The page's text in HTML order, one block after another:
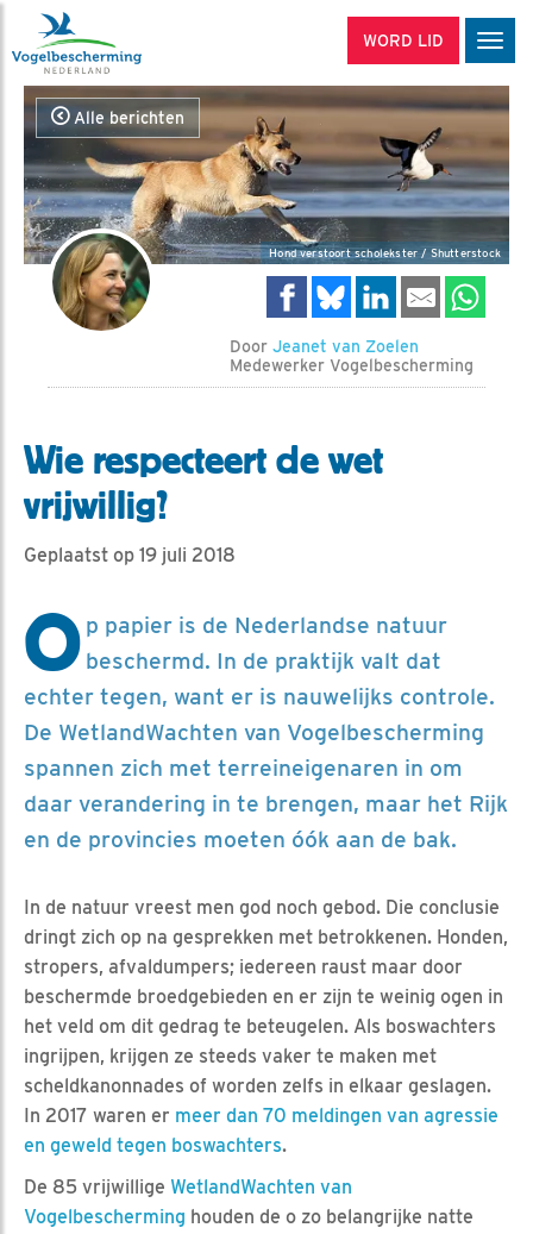
WORD LID
Alle berichten
Hond verstoort scholekster / Shutterstock
Door Jeanet van Zoelen
Medewerker Vogelbescherming
Wie respecteert de wet
vrijwillig?
Geplaatst op 19 juli 2018
O p papier is de Nederlandse natuur
beschermd. In de praktijk valt dat
echter tegen, want er is nauwelijks controle.
De WetlandWachten van Vogelbescherming
spannen zich met terreineigenaren in om
daar verandering in te brengen, maar het Rijk
en de provincies moeten óók aan de bak.
In de natuur vreest men god noch gebod. Die conclusie
dringt zich op na gesprekken met betrokkenen. Honden,
stropers, afvaldumpers; iedereen raust maar door
beschermde broedgebieden en er zijn te weinig ogen in
het veld om dit gedrag te beteugelen. Als boswachters
ingrijpen, krijgen ze steeds vaker te maken met
scheldkanonnades of worden zelfs in elkaar geslagen.
In 2017 waren er meer dan 70 meldingen van agressie
en geweld tegen boswachters.
De 85 vrijwillige WetlandWachten van
Vogelbescherming houden de o zo belangrijke natte